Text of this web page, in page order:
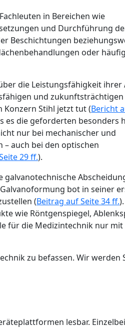
in Bereichen wie
und Durchführung
Beschichtungen
oder
die Leistungsfähigkeit ihrer
und zukunfts­trächtigen
Konzern Stihl jetzt tut (Bericht
es die geforderten besonders
nur bei mechanischer und
auch bei den optischen
29 ff.).
galvanotechnische
bot in seiner
(Beitrag auf Seite 34 ff.
wie Röntgenspiegel,
für die Medizintechnik nur mit
zu befassen. Wir werden
lesbar.